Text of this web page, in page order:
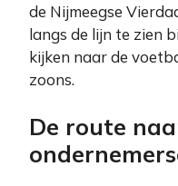
de Nijmeegse
langs de lijn te zien
kijken naar de
zoons.
De route